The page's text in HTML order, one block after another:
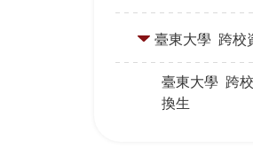
臺東大學 跨校
臺東大學 跨
換生